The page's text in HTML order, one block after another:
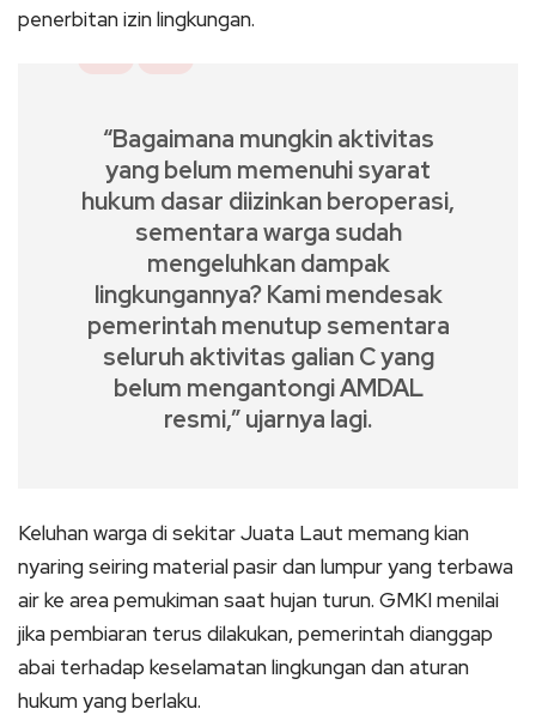
penerbitan izin lingkungan.
“Bagaimana mungkin aktivitas
yang belum memenuhi syarat
hukum dasar diizinkan beroperasi,
sementara warga sudah
mengeluhkan dampak
lingkungannya? Kami mendesak
pemerintah menutup sementara
seluruh aktivitas galian C yang
belum mengantongi AMDAL
resmi,” ujarnya lagi.
Keluhan warga di sekitar Juata Laut memang kian
nyaring seiring material pasir dan lumpur yang terbawa
air ke area pemukiman saat hujan turun. GMKI menilai
jika pembiaran terus dilakukan, pemerintah dianggap
abai terhadap keselamatan lingkungan dan aturan
hukum yang berlaku.